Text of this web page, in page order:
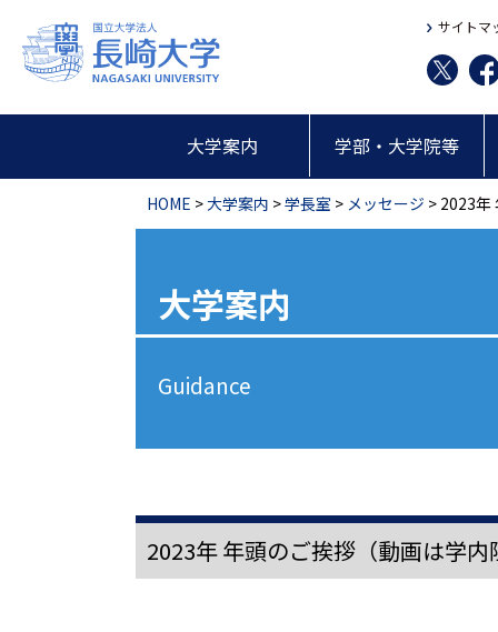
サイトマ
大学案内 学部・大学院等
HOME >大学案内 >学長室 > メッセージ > 2023年
大学案内
Guidance
2023年 年頭のご挨拶（動画は学